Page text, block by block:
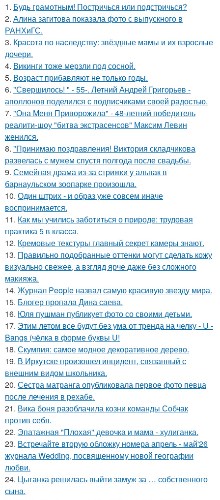
1. Будь грамотным! Постричься или подстричься?
2. Алина загитова показала фото с выпускного в
РАНХиГС.
3. Красота по наследству: звёздные мамы и их взрослые
дочери.
4. Викинги тоже мерзли под сосной.
5. Возраст прибавляют не только годы.
6. "Свершилось! " - 55-. Летний Андрей Григорьев -
аполлонов поделился с подписчиками своей радостью.
7. "Она Меня Приворожила" - 48-летний победитель
реалити-шоу "битва экстрасенсов" Максим Левин
женился.
8. "Принимаю поздравления! Виктория складчикова
развелась с мужем спустя полгода после свадьбы.
9. Семейная драма из-за стрижки у альпак в
барнаульском зоопарке произошла.
10. Один штрих - и образ уже совсем иначе
воспринимается.
11. Как мы учились заботиться о природе: трудовая
практика 5 в класса.
12. Кремовые текстуры главный секрет камеры знают.
13. Правильно подобранные оттенки могут сделать кожу
визуально свежее, а взгляд ярче даже без сложного
макияжа.
14. Журнал People назвал самую красивую звезду мира.
15. Блогер пропала Дина саева.
16. Юля пушман публикует фото со своими детьми.
17. Этим летом все будут без ума от тренда на челку - U -
Bangs (чёлка в форме буквы U!
18. Скумпия: самое модное декоративное дерево.
19. В Иркутске произошел инцидент, связанный с
внешним видом школьника.
20. Сестра матранга опубликовала первое фото певца
после лечения в рехабе.
21. Вика боня разоблачила козни команды Собчак
против себя.
22. Эпатажная "Плохая" девочка и мама - хулиганка.
23. Встречайте вторую обложку номера апрель - май'26
журнала Wedding, посвященному новой географии
любви.
24. Цыганка решилась выйти замуж за … собственного
сына.